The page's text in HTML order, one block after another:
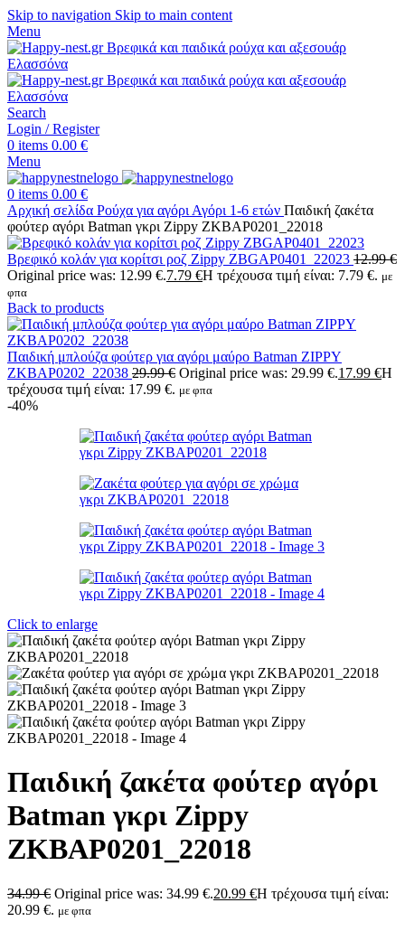
Skip to navigation Skip to main content
Menu
Search
Login / Register
0 items 0.00 €
Menu
0 items 0.00 €
Αρχική σελίδα Ρούχα για αγόρι Αγόρι 1-6 ετών Παιδική ζακέτα
φούτερ αγόρι Batman γκρι Zippy ZKBAP0201_22018
Βρεφικό κολάν για κορίτσι ροζ Zippy ZBGAP0401_22023 12.99€
Original price was: 12.99 €.7.79 €Η τρέχουσα τιμή είναι: 7.79 €. με
φπα
Back to products
Παιδική μπλούζα φούτερ για αγόρι μαύρο Batman ZIPPY
ZKBAP0202_22038 29.99€ Original price was: 29.99 €.17.99 €Η
τρέχουσα τιμή είναι: 17.99 €. με φπα
-40%
Click to enlarge
Παιδική ζακέτα φούτερ αγόρι
Batman γκρι Zippy
ZKBAP0201_22018
34.99€ Original price was: 34.99 €.20.99 €Η τρέχουσα τιμή είναι:
20.99 €. με φπα